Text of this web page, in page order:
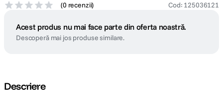
(0 recenzii) Cod: 125036121
Acest produs nu mai face parte din oferta noastră.
Descoperă mai jos produse similare.
Descriere